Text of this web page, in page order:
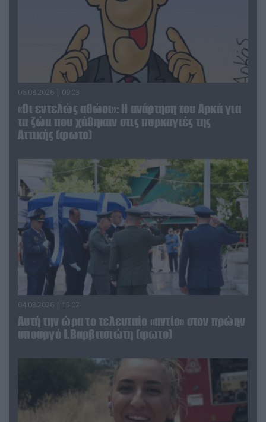
06.08.2026 | 09:03
«Οι εντελώς αθώοι»: Η ανάρτηση του Αρκά για
τα ζώα που χάθηκαν στις πυρκαγιές της
Αττικής (φωτο)
04.08.2026 | 15:02
Αυτή την ώρα το τελευταίο «αντίο» στον πρώην
υπουργό Ι.Βαρβιτσιώτη (φωτο)